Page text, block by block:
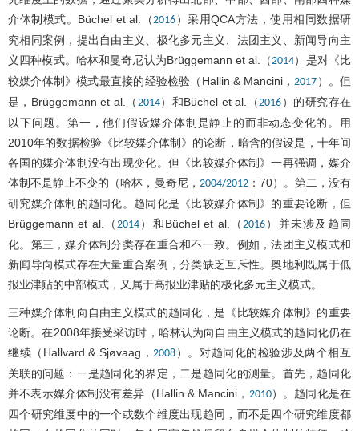
介体制模式。Büchel et al.（2016 ）采用QCA方法，使用相同数据研
究相同案例，提出自由主义、极化多元主义、法团主义、新闻导向主
义四种模式。哈林和曼奇尼认为Brüggemann et al.（2014）是对《比
较媒介体制》模式最直接的经验检验（Hallin & Mancini， 2017 ）。但
是，Brüggemann et al.（ 2014）和Büchel et al.（2016 ）的研究存在
以下问题。第一，他们假设媒介体制是静止的而非动态变化的。用
2010年的数据检验《比较媒介体制》的论断，暗含的假设是，十年间
各国的媒介体制没有出现变化。但《比较媒介体制》一再强调，媒介
体制不是静止不变的（哈林，曼奇尼， 2004/2012：70）。第二，没有
研究媒介体制的趋同化。趋同化是《比较媒介体制》的重要论断，但
Brüggemann et al.（ 2014 ）和Büchel et al.（ 2016 ）并未涉及趋同
化。第三，媒介体制分类存在重合和不一致。例如，法团主义模式和
新闻导向模式存在大量重合案例，分类缺乏互斥性。奥地利既属于低
报业津贴的中部模式，又属于高报业津贴的极化多元主义模式。
三种媒介体制向自由主义模式的趋同化，是《比较媒介体制》的重要
论断。在2008年接受采访时，哈林认为向自由主义模式的趋同化仍在
继续（Hallvard & Sjøvaag， 2008 ）。对趋同化的检验涉及两个相互
关联的问题：一是趋同化的界定，二是趋同化的测量。首先，趋同化
并不表示媒介体制没有差异（Hallin & Mancini， 2010）。趋同化是在
四个研究维度中的一个或数个维度出现趋同，而不是四个研究维度都